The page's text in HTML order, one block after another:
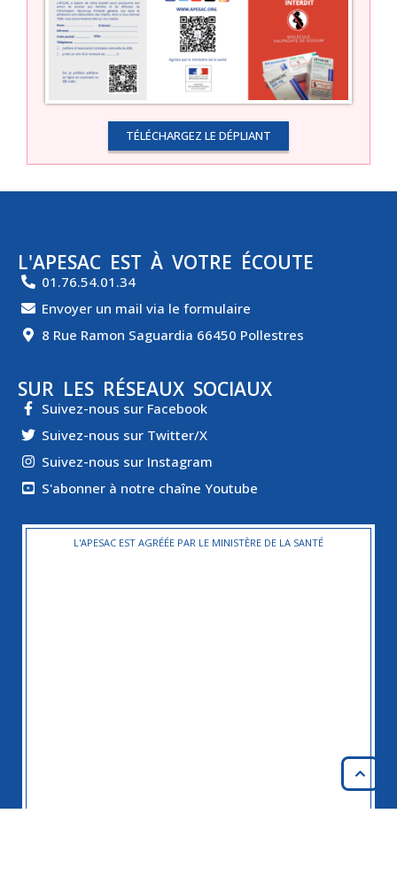
TÉLÉCHARGEZ LE DÉPLIANT
L'APESAC EST À VOTRE ÉCOUTE
01.76.54.01.34
Envoyer un mail via le formulaire
8 Rue Ramon Saguardia 66450 Pollestres
SUR LES RÉSEAUX SOCIAUX
Suivez-nous sur Facebook
Suivez-nous sur Twitter/X
Suivez-nous sur Instagram
S'abonner à notre chaîne Youtube
L'APESAC EST AGRÉÉE PAR LE MINISTÈRE DE LA SANTÉ